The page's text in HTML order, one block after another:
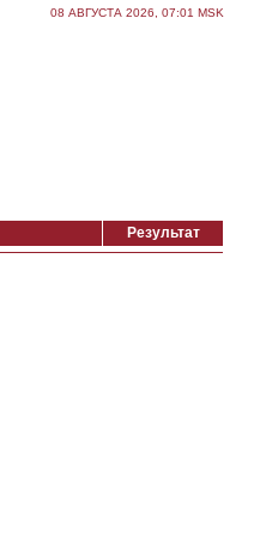
08 АВГУСТА 2026, 07:01 MSK
Результат